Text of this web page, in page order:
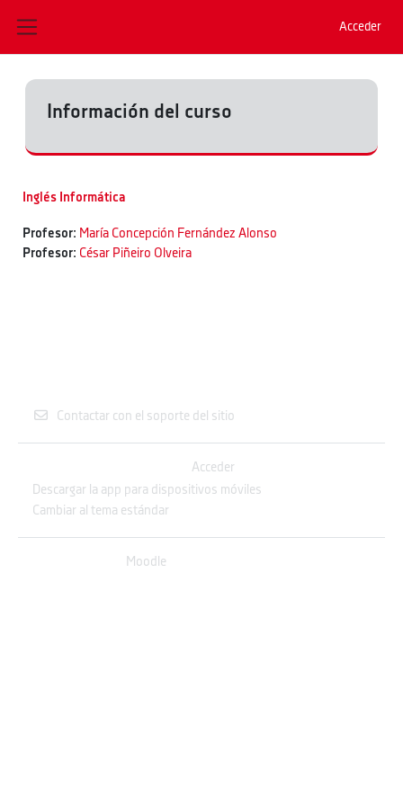
Acceder
Información del curso
Inglés Informática
Profesor: María Concepción Fernández Alonso
Profesor: César Piñeiro Olveira
Contactar con el soporte del sitio
Acceder
Descargar la app para dispositivos móviles
Cambiar al tema estándar
Moodle